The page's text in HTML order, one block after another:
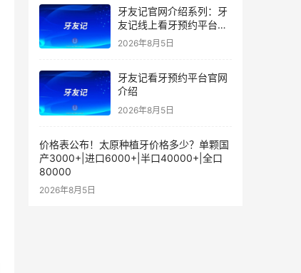
牙友记官网介绍系列：牙
友记线上看牙预约平台的
优势在哪里？
2026年8月5日
牙友记看牙预约平台官网
介绍
2026年8月5日
价格表公布！太原种植牙价格多少？单颗国
产3000+|进口6000+|半口40000+|全口
80000
2026年8月5日